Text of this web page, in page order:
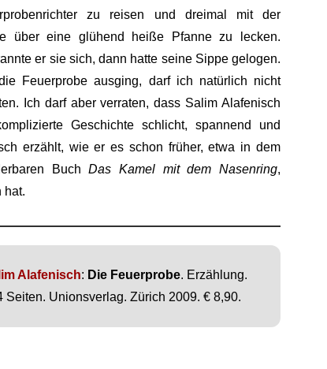
zu reisen und dreimal mit der
über eine glühend heiße Pfanne zu lecken.
er sie sich, dann hatte seine Sippe gelogen.
Feuerprobe ausging, darf ich natürlich nicht
Ich darf aber verraten, dass Salim Alafenisch
Geschichte schlicht, spannend und
erzählt, wie er es schon früher, etwa in dem
BuchDas Kamel mit dem Nasenring,
hat.
Alafenisch: Die Feuerprobe. Erzählung.
Seiten. Unionsverlag. Zürich 2009. € 8,90.